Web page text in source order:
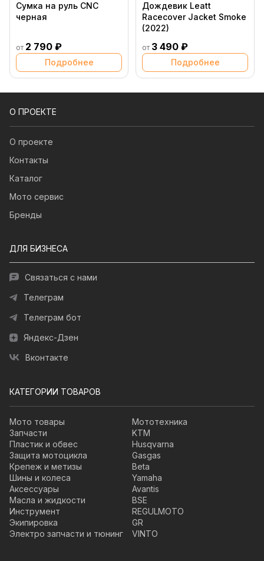
Сумка на руль CNC
черная
от 2 790 ₽
Подробнее
Дождевик Leatt
Racecover Jacket Smoke
(2022)
от 3 490 ₽
Подробнее
О ПРОЕКТЕ
О проекте
Контакты
Каталог
Мото сервис
Бренды
ДЛЯ БИЗНЕСА
Связаться с нами
Телеграм
Телеграм бот
Яндекс-Дзен
Вконтакте
КАТЕГОРИИ ТОВАРОВ
Мото товары
Запчасти
Пластик и обвес
Защита мотоцикла
Крепеж и метизы
Шины и колеса
Аксессуары
Масла и жидкости
Инструмент
Экипировка
Электро запчасти и тюнинг
Мототехника
KTM
Husqvarna
Gasgas
Beta
Yamaha
Avantis
BSE
REGULMOTO
GR
VINTO